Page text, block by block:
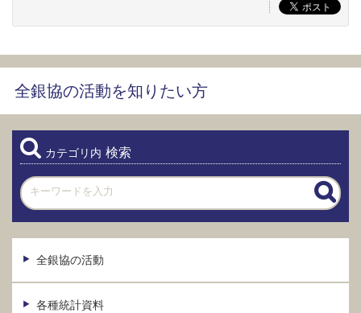
全銀協の活動を知りたい方
カテゴリ内 検索
全銀協の活動
各種統計資料